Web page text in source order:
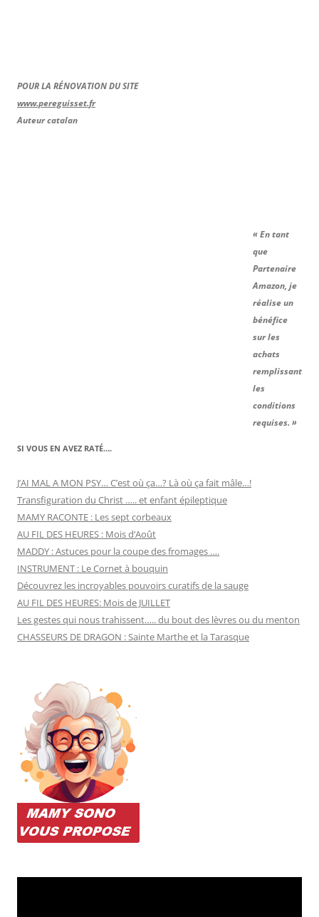
POUR LA RÉNOVATION DU SITE
www.pereguisset.fr
Auteur catalan
« En tant
que
Partenaire
Amazon, je
réalise un
bénéfice
sur les
achats
remplissant
les
conditions
requises. »
SI VOUS EN AVEZ RATÉ….
J’AI MAL A MON PSY… C’est où ça…? Là où ça fait mâle…!
Transfiguration du Christ ….. et enfant épileptique
MAMY RACONTE : Les sept corbeaux
AU FIL DES HEURES : Mois d’Août
MADDY : Astuces pour la coupe des fromages ….
INSTRUMENT : Le Cornet à bouquin
Découvrez les incroyables pouvoirs curatifs de la sauge
AU FIL DES HEURES: Mois de JUILLET
Les gestes qui nous trahissent….. du bout des lèvres ou du menton
CHASSEURS DE DRAGON : Sainte Marthe et la Tarasque